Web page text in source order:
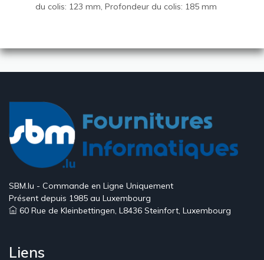
du colis: 123 mm, Profondeur du colis: 185 mm
SBM.lu - Commande en Ligne Uniquement
Présent depuis 1985 au Luxembourg
60 Rue de Kleinbettingen, L8436 Steinfort, Luxembourg
Liens